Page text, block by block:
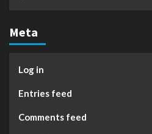
Meta
Log in
Entries feed
Comments feed